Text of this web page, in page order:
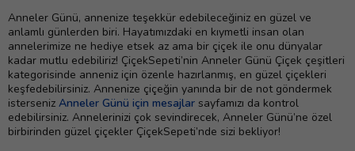
Anneler Günü, annenize teşekkür edebileceğiniz en güzel ve
anlamlı günlerden biri. Hayatımızdaki en kıymetli insan olan
annelerimize ne hediye etsek az ama bir çiçek ile onu dünyalar
kadar mutlu edebiliriz! ÇiçekSepeti’nin Anneler Günü Çiçek çeşitleri
kategorisinde anneniz için özenle hazırlanmış, en güzel çiçekleri
keşfedebilirsiniz. Annenize çiçeğin yanında bir de not göndermek
isterseniz Anneler Günü için mesajlar sayfamızı da kontrol
edebilirsiniz. Annelerinizi çok sevindirecek, Anneler Günü’ne özel
birbirinden güzel çiçekler ÇiçekSepeti’nde sizi bekliyor!